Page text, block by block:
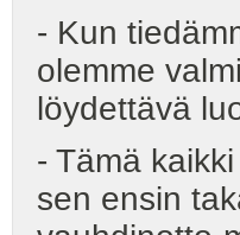
- Kun
olemme
löydettävä
- Tämä
sen ensin